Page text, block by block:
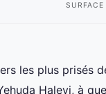
SURFACE
les plus prisés
Halevi, à